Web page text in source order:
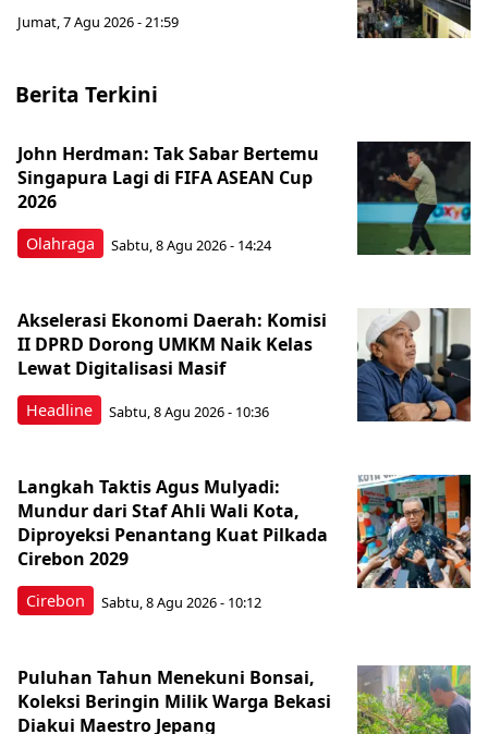
Jumat, 7 Agu 2026 - 21:59
Berita Terkini
Olahraga
John Herdman: Tak Sabar Bertemu
Singapura Lagi di FIFA ASEAN Cup
2026
Sabtu, 8 Agu 2026 - 14:24
Headline
Akselerasi Ekonomi Daerah: Komisi
II DPRD Dorong UMKM Naik Kelas
Lewat Digitalisasi Masif
Sabtu, 8 Agu 2026 - 10:36
Cirebon
Langkah Taktis Agus Mulyadi:
Mundur dari Staf Ahli Wali Kota,
Diproyeksi Penantang Kuat Pilkada
Cirebon 2029
Sabtu, 8 Agu 2026 - 10:12
Puluhan Tahun Menekuni Bonsai,
Koleksi Beringin Milik Warga Bekasi
Diakui Maestro Jepang